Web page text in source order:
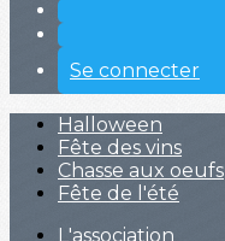
Se connecter
Halloween
Fête des vins
Chasse aux oeufs
Fête de l'été
L'association